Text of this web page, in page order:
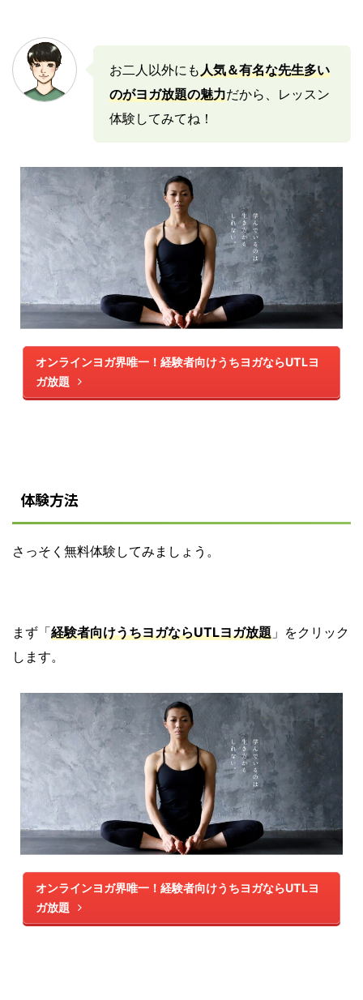
お二人以外にも人気＆有名な先生多い
のがヨガ放題の魅力だから、レッスン
体験してみてね！
オンラインヨガ界唯一！経験者向けうちヨガならUTLヨ
ガ放題
体験方法
さっそく無料体験してみましょう。
まず「経験者向けうちヨガならUTLヨガ放題 」をクリック
します。
オンラインヨガ界唯一！経験者向けうちヨガならUTLヨ
ガ放題